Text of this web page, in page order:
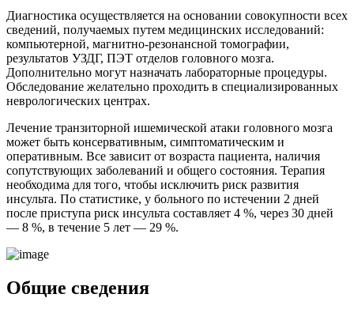
Диагностика осуществляется на основании совокупности всех
сведений, получаемых путем медицинских исследований:
компьютерной, магнитно-резонансной томографии,
результатов УЗДГ, ПЭТ отделов головного мозга.
Дополнительно могут назначать лабораторные процедуры.
Обследование желательно проходить в специализированных
неврологических центрах.
Лечение транзиторной ишемической атаки головного мозга
может быть консервативным, симптоматическим и
оперативным. Все зависит от возраста пациента, наличия
сопутствующих заболеваний и общего состояния. Терапия
необходима для того, чтобы исключить риск развития
инсульта. По статистике, у больного по истечении 2 дней
после приступа риск инсульта составляет 4 %, через 30 дней
— 8 %, в течение 5 лет — 29 %.
Общие сведения